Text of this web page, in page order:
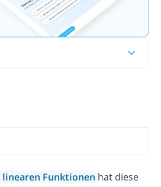
linearen Funktionen hat diese